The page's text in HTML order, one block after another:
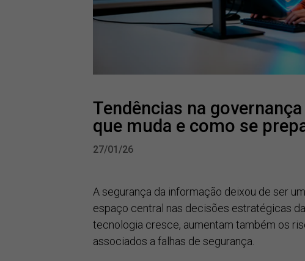
Tendências na
que muda e como se
27/01/26
A segurança da informação deixou de ser
espaço central nas decisões estratégicas
tecnologia cresce, aumentam também os
associados a falhas de segurança.